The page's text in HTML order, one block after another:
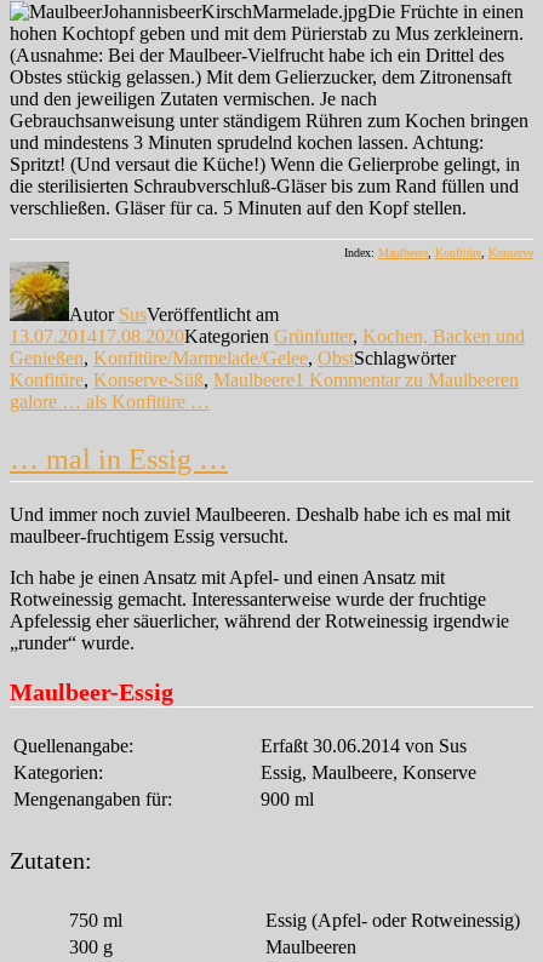
Die Früchte in einen
hohen Kochtopf geben und mit dem Pürierstab zu Mus zerkleinern.
(Ausnahme: Bei der Maulbeer-Vielfrucht habe ich ein Drittel des
Obstes stückig gelassen.) Mit dem Gelierzucker, dem Zitronensaft
und den jeweiligen Zutaten vermischen. Je nach
Gebrauchsanweisung unter ständigem Rühren zum Kochen bringen
und mindestens 3 Minuten sprudelnd kochen lassen. Achtung:
Spritzt! (Und versaut die Küche!) Wenn die Gelierprobe gelingt, in
die sterilisierten Schraubverschluß-Gläser bis zum Rand füllen und
verschließen. Gläser für ca. 5 Minuten auf den Kopf stellen.
Index: Maulbeere Konfitüre Konserve
Autor SusVeröffentlicht am
13.07.201417.08.2020Kategorien Grünfutter, Kochen, Backen und
Genießen, Konfitüre/Marmelade/Gelee, ObstSchlagwörter
Konfitüre, Konserve-Süß, Maulbeere1 Kommentarzu Maulbeeren
galore … als Konfitüre …
… mal in Essig …
Und immer noch zuviel Maulbeeren. Deshalb habe ich es mal mit
maulbeer-fruchtigem Essig versucht.
Ich habe je einen Ansatz mit Apfel- und einen Ansatz mit
Rotweinessig gemacht. Interessanterweise wurde der fruchtige
Apfelessig eher säuerlicher, während der Rotweinessig irgendwie
„runder“ wurde.
Maulbeer-Essig
Quellenangabe:
Erfaßt 30.06.2014 von Sus
Kategorien:
Essig, Maulbeere, Konserve
Mengenangaben für:
900 ml
Zutaten:
750 ml
Essig (Apfel- oder Rotweinessig)
300 g
Maulbeeren